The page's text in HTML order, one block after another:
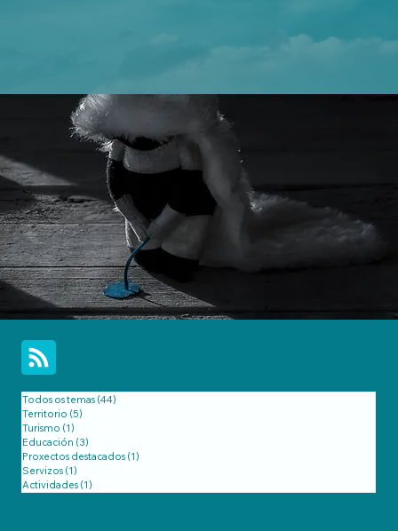
Todos os temas (44)
Territorio (5)
Turismo (1)
Educación (3)
Proxectos destacados (1)
Servizos (1)
Actividades (1)